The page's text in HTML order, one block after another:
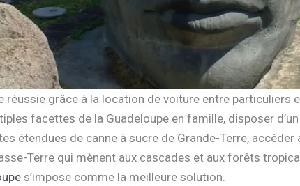
réussie grâce à la location de voiture entre particuliers
facettes de la Guadeloupe en famille, disposer d’un
étendues de canne à sucre de Grande-Terre,
Terre qui mènent aux cascades et aux forêts
s’impose comme la meilleure solution.